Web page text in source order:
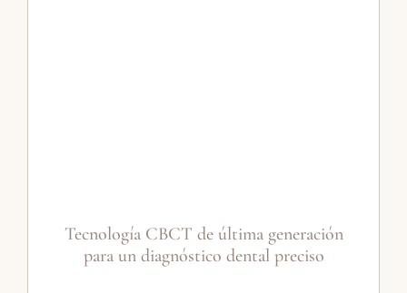
Tecnología CBCT de última generación
para un diagnóstico dental preciso